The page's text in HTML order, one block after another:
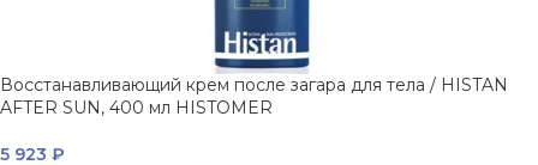
Восстанавливающий крем после загара для тела / HISTAN
AFTER SUN, 400 мл HISTOMER
5 923 ₽